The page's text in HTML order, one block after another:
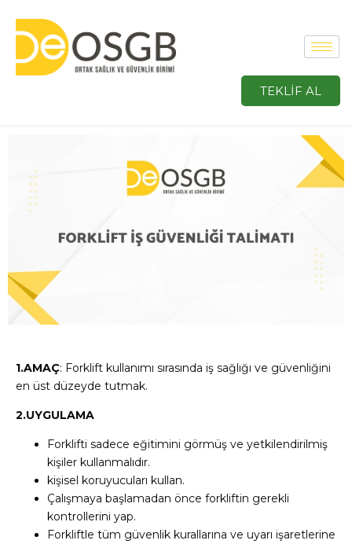
TEKLİF AL
1.AMAÇ: Forklift kullanımı sırasında iş sağlığı ve güvenliğini
en üst düzeyde tutmak.
2.UYGULAMA
Forklifti sadece eğitimini görmüş ve yetkilendirilmiş
kişiler kullanmalıdır.
kişisel koruyucuları kullan.
Çalışmaya başlamadan önce forkliftin gerekli
kontrollerini yap.
Forkliftle tüm güvenlik kurallarına ve uyarı işaretlerine